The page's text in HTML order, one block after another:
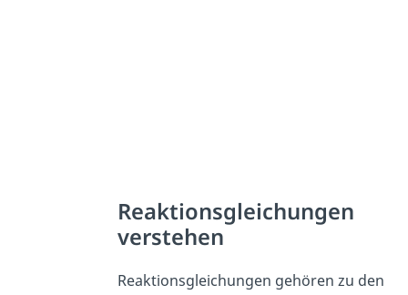
Reaktionsgleichungen
verstehen
Reaktionsgleichungen gehören zu den